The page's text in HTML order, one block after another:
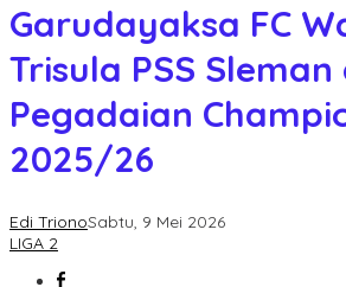
Garudayaksa FC
Trisula PSS Sleman
Pegadaian
2025/26
Edi TrionoSabtu, 9 Mei 2026
LIGA 2